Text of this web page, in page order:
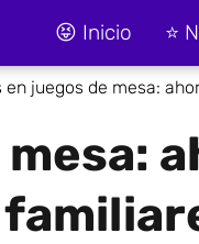
😝 Inicio ⭐
en juegos de mesa: